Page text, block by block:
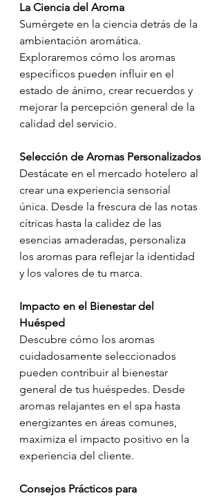
La Ciencia del Aroma
Sumérgete en la ciencia detrás de la
ambientación aromática.
Exploraremos cómo los aromas
específicos pueden influir en el
estado de ánimo, crear recuerdos y
mejorar la percepción general de la
calidad del servicio.
Selección de Aromas Personalizados
Destácate en el mercado hotelero al
crear una experiencia sensorial
única. Desde la frescura de las notas
cítricas hasta la calidez de las
esencias amaderadas, personaliza
los aromas para reflejar la identidad
y los valores de tu marca.
Impacto en el Bienestar del
Huésped
Descubre cómo los aromas
cuidadosamente seleccionados
pueden contribuir al bienestar
general de tus huéspedes. Desde
aromas relajantes en el spa hasta
energizantes en áreas comunes,
maximiza el impacto positivo en la
experiencia del cliente.
Consejos Prácticos para